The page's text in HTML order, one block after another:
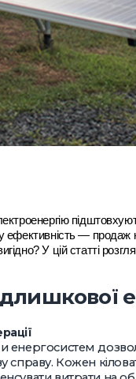
ефективність — продаж
У цій статті
енергосистем
справу. Кожен